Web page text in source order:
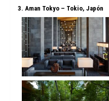
3. Aman Tokyo – Tokio, Japón
No Caption